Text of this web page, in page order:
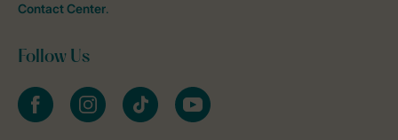
Contact Center.
Follow Us
facebookinstagramtiktok youtube